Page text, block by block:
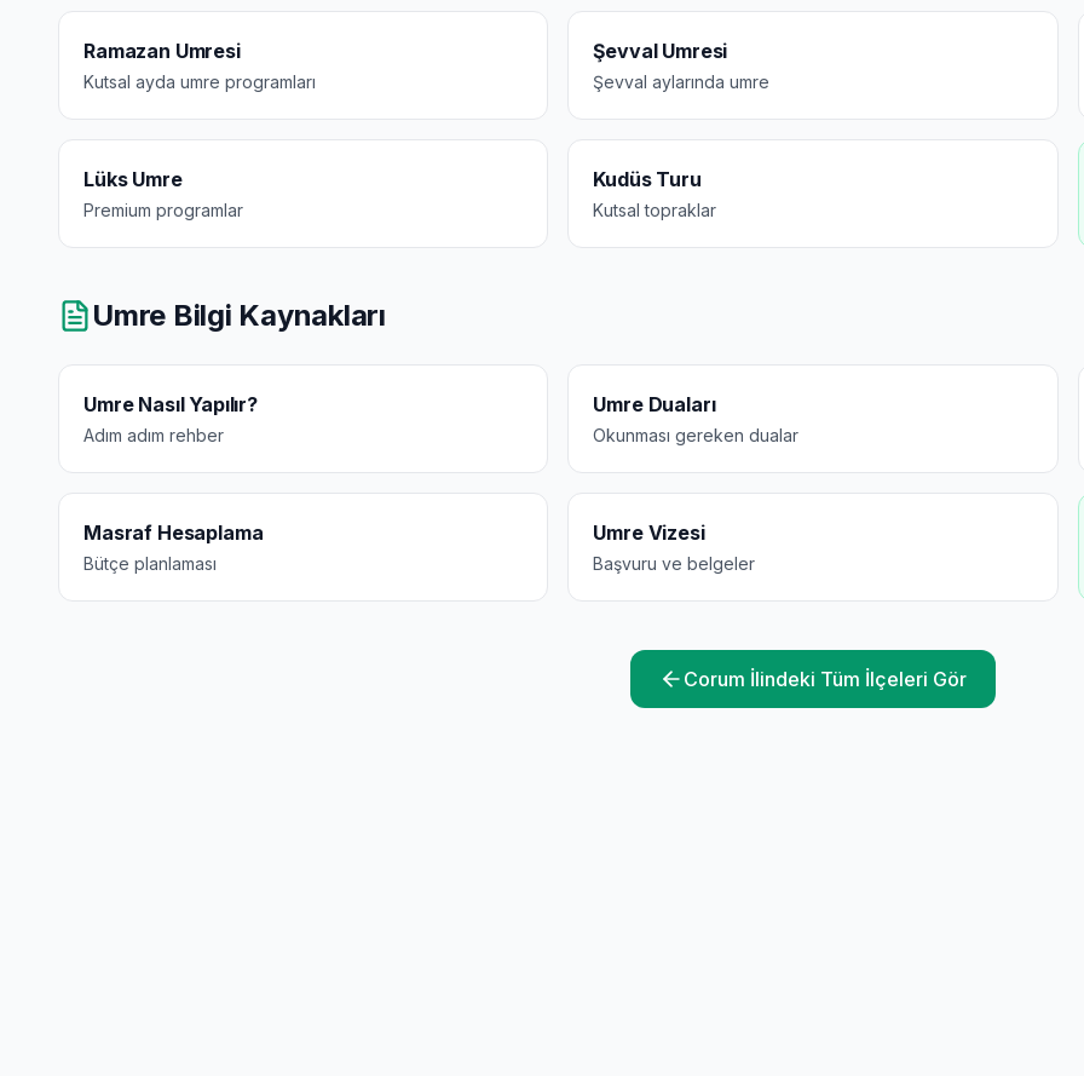
Ramazan Umresi
Kutsal ayda umre programları
Şevval Umresi
Şevval aylarında umre
Lüks Umre
Premium programlar
Kudüs Turu
Kutsal topraklar
Umre Bilgi Kaynakları
Umre Nasıl Yapılır?
Adım adım rehber
Umre Duaları
Okunması gereken dualar
Masraf Hesaplama
Bütçe planlaması
Umre Vizesi
Başvuru ve belgeler
Corum İlindeki Tüm İlçeleri Gör